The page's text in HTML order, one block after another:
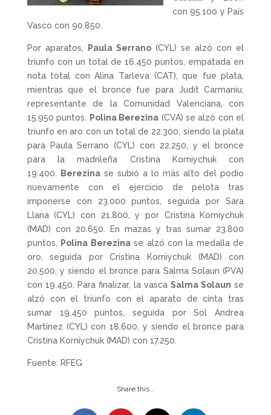
con 95.100 y País
Vasco con 90.850.
Por aparatos, Paula Serrano(CYL) se alzó con el
triunfo con un total de 16.450 puntos, empatada en
nota total con Alina Tarleva (CAT), que fue plata,
mientras que el bronce fue para Judit Carmaniu,
representante de la Comunidad Valenciana, con
15.950 puntos. Polina Berezina (CVA) se alzó con el
triunfo en aro con un total de 22.300, siendo la plata
para Paula Serrano (CYL) con 22.250, y el bronce
para la madrileña Cristina Korniychuk con
19.400. Berezinase subió a lo más alto del podio
nuevamente con el ejercicio de pelota tras
imponerse con 23.000 puntos, seguida por Sara
Llana (CYL) con 21.800, y por Cristina Korniychuk
(MAD) con 20.650. En mazas y tras sumar 23.800
puntos, Polina Berezinase alzó con la medalla de
oro, seguida por Cristina Korniychuk (MAD) con
20.500, y siendo el bronce para Salma Solaun (PVA)
con 19.450. Para finalizar, la vascaSalma Solaun se
alzó con el triunfo con el aparato de cinta tras
sumar 19.450 puntos, seguida por Sol Andrea
Martínez (CYL) con 18.600, y siendo el bronce para
Cristina Korniychuk (MAD) con 17.250.
Fuente: RFEG
Share this…